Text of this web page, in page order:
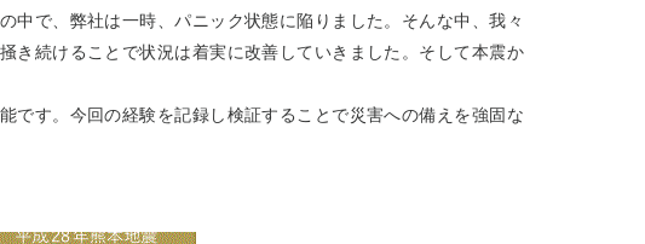
で、弊社は一時、パニック状態に陥りました。そんな中、我々
き続けることで状況は着実に改善していきました。そして本震か
です。今回の経験を記録し検証することで災害への備えを強固な